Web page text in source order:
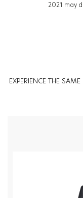
2021 may
EXPERIENCE THE